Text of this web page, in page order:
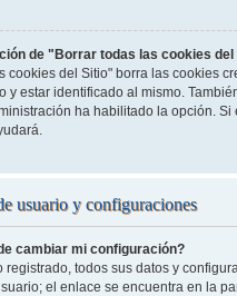
de "Borrar todas las cookies
cookies del Sitio" borra las cookies
y estar identificado al mismo.
ha habilitado la opción.
usuario y configuraciones
cambiar mi configuración?
registrado, todos sus datos y
el enlace se encuentra en la